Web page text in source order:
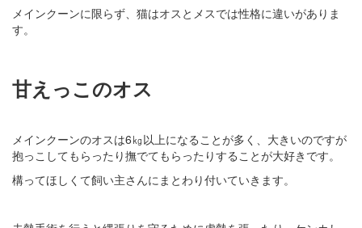
メインクーンに限らず、猫はオスとメスでは性格に違いがありま
す。
甘えっこのオス
メインクーンのオスは6㎏以上になることが多く、大きいのですが
抱っこしてもらったり撫でてもらったりすることが大好きです。
構ってほしくて飼い主さんにまとわり付いていきます。